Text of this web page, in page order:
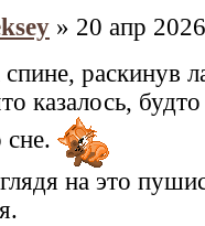
» 20 апр
раскинув
казалось,
сне.
на это